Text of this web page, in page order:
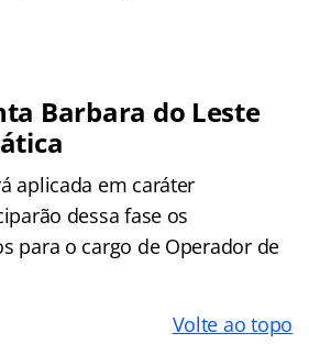
Barbara do Leste
aplicada em caráter
dessa fase os
para o cargo de Operador de
Volte ao topo